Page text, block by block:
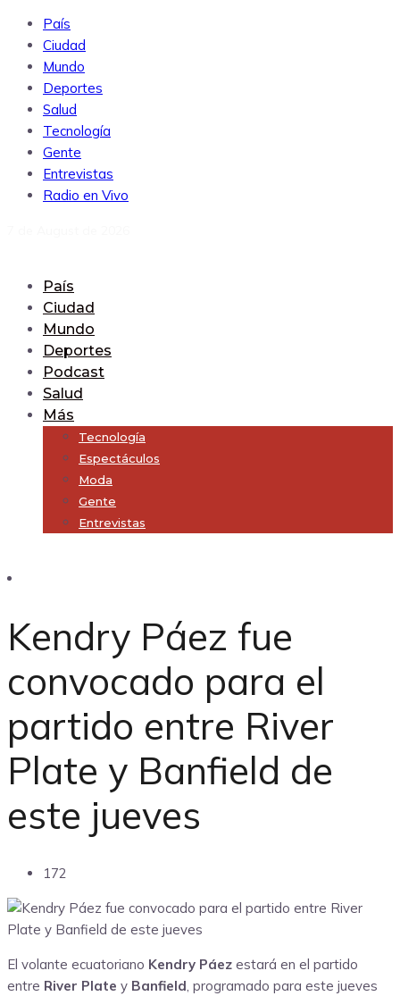
País
Ciudad
Mundo
Deportes
Salud
Tecnología
Gente
Entrevistas
Radio en Vivo
País
Ciudad
Mundo
Deportes
Podcast
Salud
Más
Tecnología
Espectáculos
Moda
Gente
Entrevistas
Kendry Páez fue
convocado para el
partido entre River
Plate y Banfield de
este jueves
172
El volante ecuatoriano Kendry Páez estará en el partido
entre River Plate y Banfield, programado para este jueves